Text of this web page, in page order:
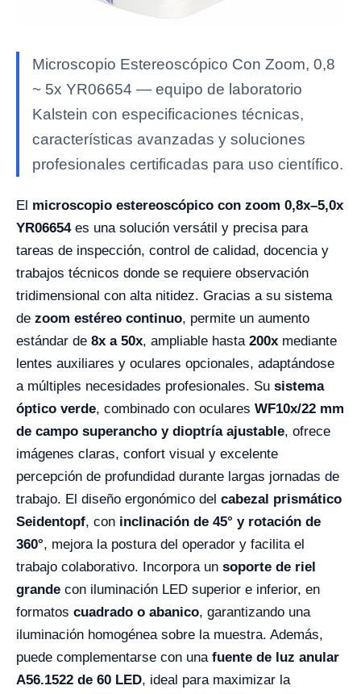
Microscopio Estereoscópico Con Zoom, 0,8
~ 5x YR06654 — equipo de laboratorio
Kalstein con especificaciones técnicas,
características avanzadas y soluciones
profesionales certificadas para uso científico.
El microscopio estereoscópico con zoom 0,8x–5,0x
YR06654es una solución versátil y precisa para
tareas de inspección, control de calidad, docencia y
trabajos técnicos donde se requiere observación
tridimensional con alta nitidez. Gracias a su sistema
de zoom estéreo continuo, permite un aumento
estándar de 8x a 50x, ampliable hasta 200x mediante
lentes auxiliares y oculares opcionales, adaptándose
a múltiples necesidades profesionales. Su sistema
óptico verde, combinado con oculares WF10x/22 mm
de campo superancho y dioptría ajustable, ofrece
imágenes claras, confort visual y excelente
percepción de profundidad durante largas jornadas de
trabajo. El diseño ergonómico del cabezal prismático
Seidentopf, con inclinación de 45° y rotación de
360°, mejora la postura del operador y facilita el
trabajo colaborativo. Incorpora un soporte de riel
grande con iluminación LED superior e inferior, en
formatos cuadrado o abanico, garantizando una
iluminación homogénea sobre la muestra. Además,
puede complementarse con una fuente de luz anular
A56.1522 de 60 LED, ideal para maximizar la